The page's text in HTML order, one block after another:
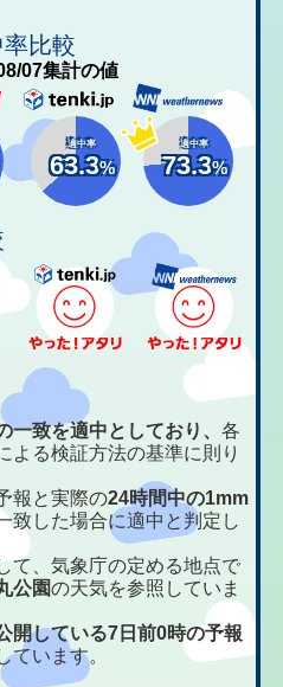
比較
07集計の値
適中率
63.3%
適中率
73.3%
一致を適中としており、各
よる検証方法の基準に則り
報と実際の24時間中の1mm
致した場合に適中と判定し
て、気象庁の定める地点で
公園の天気を参照していま
開している7日前0時の予報
ています。